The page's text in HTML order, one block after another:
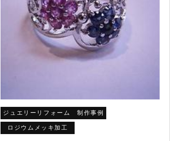
ジュエリーリフォーム 制作事例
ロジウムメッキ加工